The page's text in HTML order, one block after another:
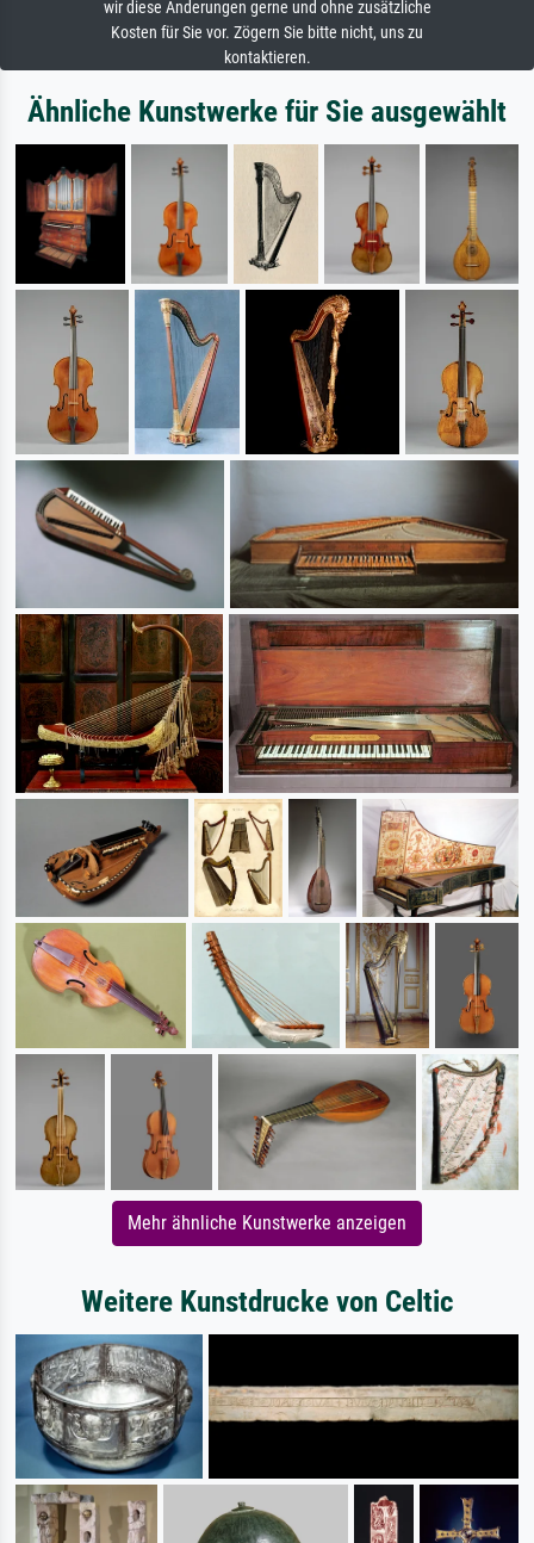
wir diese Änderungen gerne und ohne zusätzliche
Kosten für Sie vor. Zögern Sie bitte nicht, uns zu
kontaktieren.
Ähnliche Kunstwerke für Sie ausgewählt
Mehr ähnliche Kunstwerke anzeigen
Weitere Kunstdrucke von Celtic